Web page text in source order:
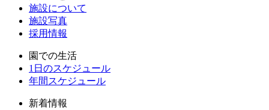
施設について
施設写真
採用情報
園での生活
1日のスケジュール
年間スケジュール
新着情報